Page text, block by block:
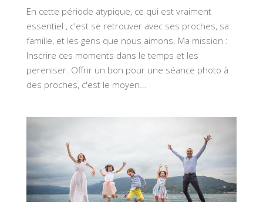
En cette période atypique, ce qui est vraiment
essentiel , c'est se retrouver avec ses proches, sa
famille, et les gens que nous aimons. Ma mission :
Inscrire ces moments dans le temps et les
pereniser. Offrir un bon pour une séance photo à
des proches, c'est le moyen...